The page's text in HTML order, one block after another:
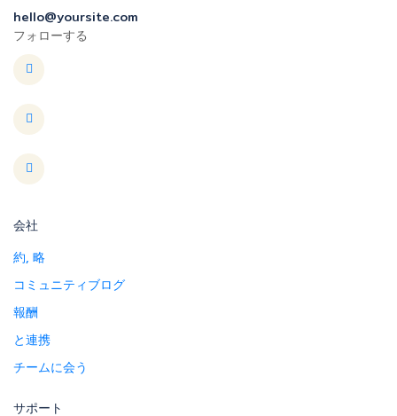
hello@yoursite.com
フォローする
会社
約, 略
コミュニティブログ
報酬
と連携
チームに会う
サポート